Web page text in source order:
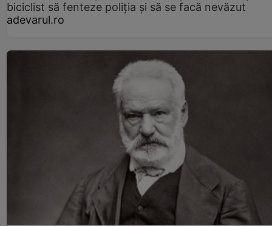
biciclist să fenteze poliția și să se facă nevăzut
adevarul.ro